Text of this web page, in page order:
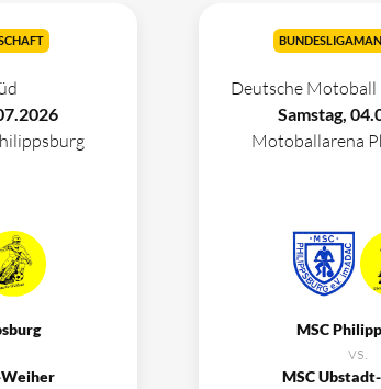
Deutsche
Samstag,
Motoballarena
MSC
vs.
MSC